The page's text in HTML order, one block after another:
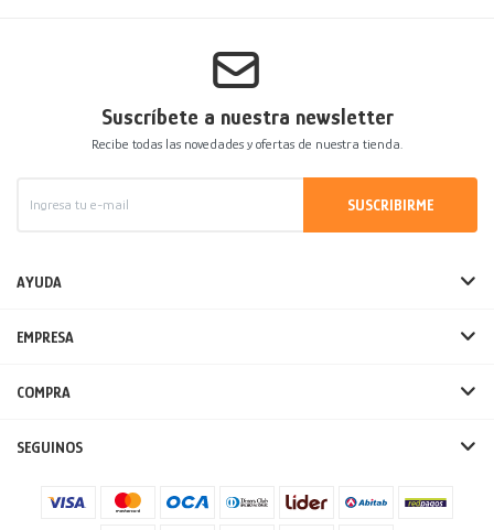
Suscríbete a nuestra newsletter
Recibe todas las novedades y ofertas de nuestra tienda.
SUSCRIBIRME
AYUDA
EMPRESA
COMPRA
SEGUINOS